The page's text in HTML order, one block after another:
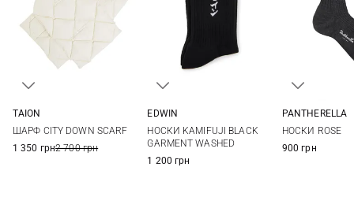
TAION
ШАРФ CITY DOWN SCARF
1 350 грн2 700 грн
EDWIN
НОСКИ KAMIFUJI BLACK
GARMENT WASHED
1 200 грн
PANTHERELLA
НОСКИ ROSE
900 грн